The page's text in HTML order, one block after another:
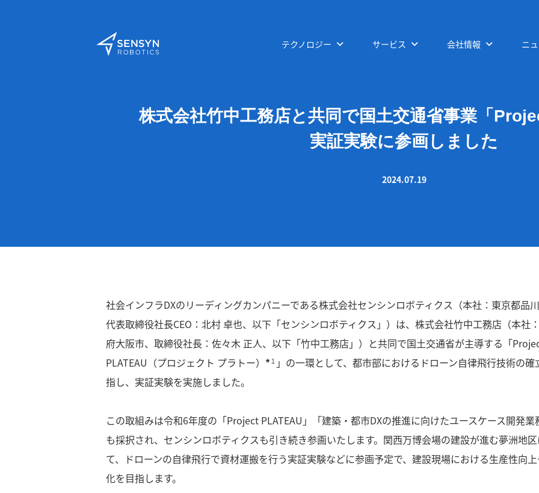
テクノロジー サービス 会社情報 ニ
株式会社竹中工務店と共同で国土交通省事業「
実証実験に参画しました
2024.07.19
社会インフラDXのリーディングカンパニーである株式会社センシンロボティクス（本社：東京都品川
代表取締役社長CEO：北村 卓也、以下「センシンロボティクス」）は、株式会社竹中工務店（本社
府大阪市、取締役社長：佐々木 正人、以下「竹中工務店」）と共同で国土交通省が主導する「
PLATEAU（プロジェクト プラトー） *１ 」の一環として、都市部におけるドローン自律飛行技術の確
指し、実証実験を実施しました。
この取組みは令和6年度の「Project PLATEAU」「建築・都市DXの推進に向けたユースケース開発業
も採択され、センシンロボティクスも引き続き参画いたします。関西万博会場の建設が進む夢洲地
て、ドローンの自律飛行で資材運搬を行う実証実験などに参画予定で、建設現場における生産性向
化を目指します。